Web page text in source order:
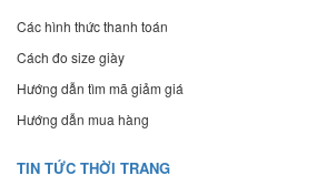
Các hình thức thanh toán
Cách đo size giày
Hướng dẫn tìm mã giảm giá
Hướng dẫn mua hàng
TIN TỨC THỜI TRANG